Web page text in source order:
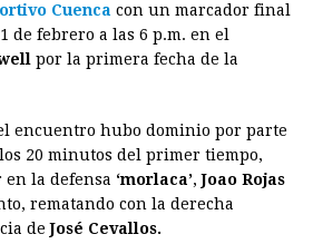
a
t
A
p
p
r
e
s
n
t
e
s
t
n
k
I
n
a
i
i
n
p
n
k
Cuenca con un marcador final
de febrero a las 6 p.m. en el
por la primera fecha de la
encuentro hubo dominio por parte
20 minutos del primer tiempo,
la defensa ‘morlaca’,Joao Rojas
rematando con la derecha
deJosé Cevallos.